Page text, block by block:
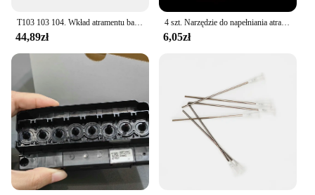
44,89zł
4 szt. Narzędzie do napełniania atramentem 10 ml strzykawka z tępą igłą do EPSON Canon HP Brother CISS zbiornik zestaw atramentów do napełniania wkładów do napełniania
6,05zł